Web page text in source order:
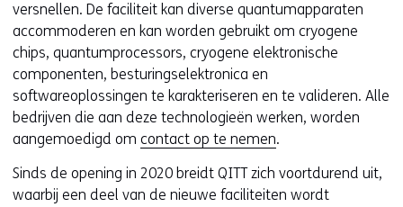
versnellen. De faciliteit kan diverse quantumapparaten
accommoderen en kan worden gebruikt om cryogene
chips, quantumprocessors, cryogene elektronische
componenten, besturingselektronica en
softwareoplossingen te karakteriseren en te valideren. Alle
bedrijven die aan deze technologieën werken, worden
aangemoedigd om contact op te nemen.
Sinds de opening in 2020 breidt QITT zich voortdurend uit,
waarbij een deel van de nieuwe faciliteiten wordt